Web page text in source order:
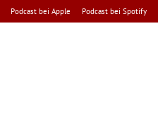
Podcast bei Apple Podcast bei Spotify